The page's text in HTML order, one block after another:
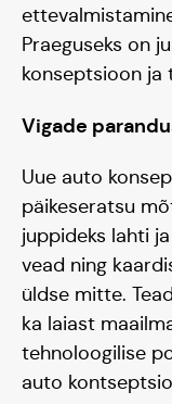
Praeguseks on
konseptsioon ja
Vigade
Uue auto
päikeseratsu
juppideks lahti
vead ning
üldse mitte.
ka laiast
tehnoloogilise
auto